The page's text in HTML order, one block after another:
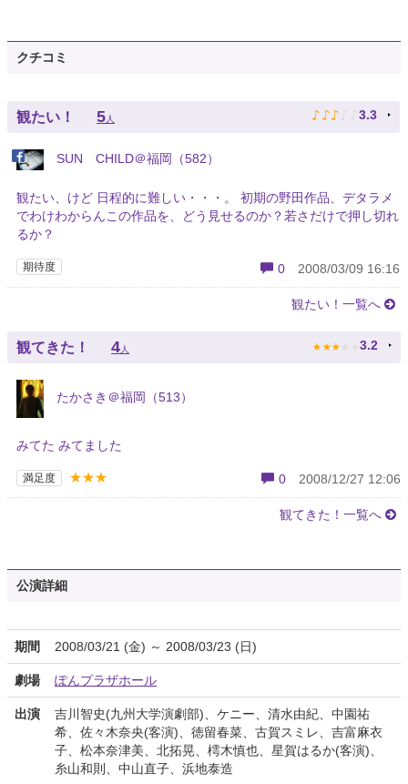
クチコミ
観たい！ 5人 ♪ ♪ ♪ ♪ ♪ 3.3
SUN CHILD＠福岡（582）
観たい、けど 日程的に難しい・・・。 初期の野田作品、デタラメ
でわけわからんこの作品を、どう見せるのか？若さだけで押し切れ
るか？
期待度 0 2008/03/09 16:16
観たい！一覧へ
観てきた！ 4 人 ★ ★ ★ ★ ★ 3.2
たかさき＠福岡（513）
みてた みてました
満足度 ★★★ 0 2008/12/27 12:06
観てきた！一覧へ
公演詳細
期間 2008/03/21 (金) ～ 2008/03/23 (日)
劇場 ぽんプラザホール
出演
吉川智史(九州大学演劇部)、ケニー、清水由紀、中園祐
希、佐々木奈央(客演)、徳留春菜、古賀スミレ、吉富麻衣
子、松本奈津美、北拓晃、樗木慎也、星賀はるか(客演)、
糸山和則、中山直子、浜地泰造